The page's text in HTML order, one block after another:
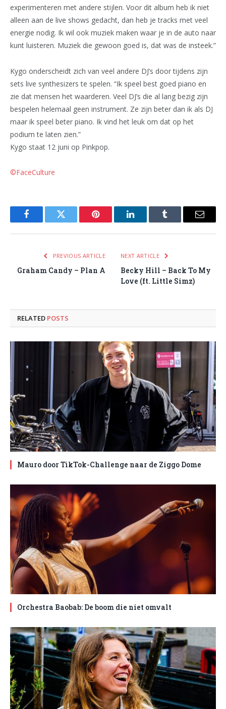
experimenteren met andere stijlen. Voor dit album heb ik niet
alleen aan de live shows gedacht, dan heb je tracks met veel
energie nodig. Ik wil ook muziek maken waar je in de auto naar
kunt luisteren. Muziek die gewoon goed is, dat was de insteek.”
Kygo onderscheidt zich van veel andere DJ’s door tijdens zijn
sets live synthesizers te spelen. “Ik speel best goed piano en
zie dat mensen het waarderen. Veel DJ’s die al lang bezig zijn
bespelen helemaal geen instrument. Ze zijn beter dan ik als DJ
maar ik speel beter piano. Ik vind het leuk om dat op het
podium te laten zien.”
Kygo staat 12 juni op Pinkpop.
©FaceCulture
FacebookTwitter Pinterest LinkedInTumblr Email
PREVIOUS ARTICLE
Graham Candy – Plan A
NEXT ARTICLE
Becky Hill – Back To My
Love (ft. Little Simz)
RELATED POSTS
Mauro door TikTok-Challenge naar de Ziggo Dome
Orchestra Baobab: De boom die niet omvalt